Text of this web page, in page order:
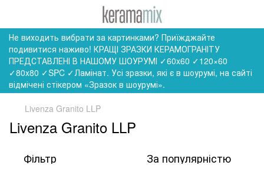
Не виходить вибрати за картинками? Приїжджайте
подивитися наживо! КРАЩІ ЗРАЗКИ КЕРАМОГРАНІТУ
ПРЕДСТАВЛЕНІ В НАШОМУ ШОУРУМІ ✓60x60 ✓120×60
✓80x80 ✓SPC ✓Ламінат. Усі зразки, які є в шоурумі, на сайті
відмічені стікером «Зразок в шоурумі».
Livenza Granito LLP
Livenza Granito LLP
Фільтр За популярністю